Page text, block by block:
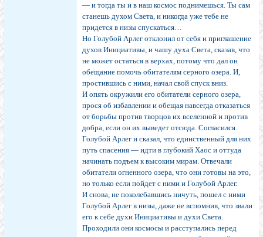
— и тогда ты и в наш космос поднимешься. Ты сам
станешь духом Света, и никогда уже тебе не
придется в низы спускаться…
Но Голубой Арлег отклонил от себя и приглашение
духов Инициативы, и чашу духа Света, сказав, что
не может остаться в верхах, потому что дал он
обещание помочь обитателям серного озера. И,
простившись с ними, начал свой спуск вниз.
И опять окружили его обитатели серного озера,
прося об избавлении и обещая навсегда отказаться
от борьбы против творцов их вселенной и против
добра, если он их выведет отсюда. Согласился
Голубой Арлег и сказал, что единственный для них
путь спасения — идти в глубокий Хаос и оттуда
начинать подъем к высоким мирам. Отвечали
обитатели огненного озера, что они готовы на это,
но только если пойдет с ними и Голубой Арлег.
И снова, не поколебавшись ничуть, пошел с ними
Голубой Арлег в низы, даже не вспомнив, что звали
его к себе духи Инициативы и духи Света.
Проходили они космосы и расступались перед